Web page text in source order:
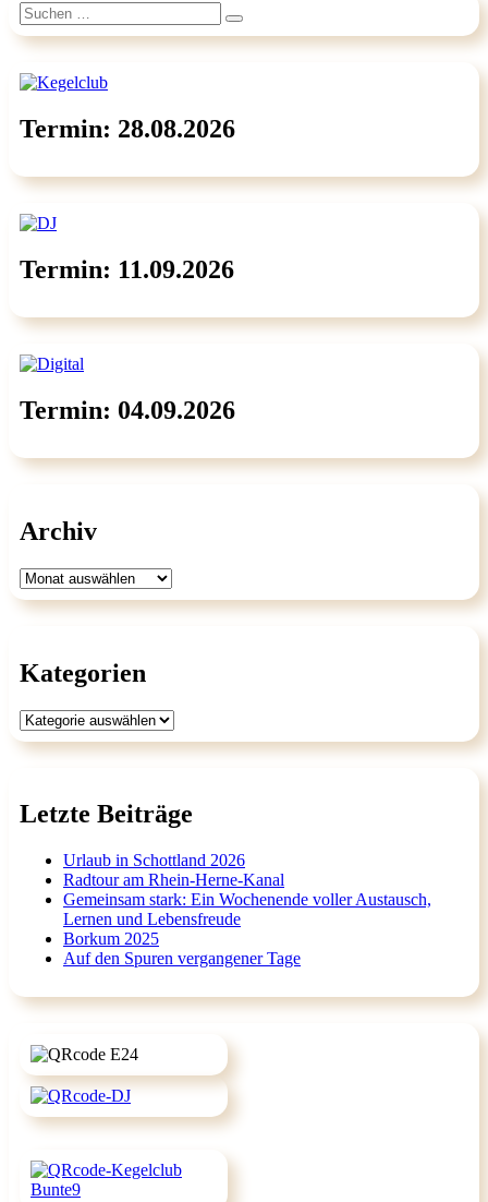
Suchen
nach:
Suchen
Termin: 28.08.2026
Termin: 11.09.2026
Termin: 04.09.2026
Archiv
Archiv
Kategorien
Kategorien
Letzte Beiträge
Urlaub in Schottland 2026
Radtour am Rhein-Herne-Kanal
Gemeinsam stark: Ein Wochenende voller Austausch,
Lernen und Lebensfreude
Borkum 2025
Auf den Spuren vergangener Tage